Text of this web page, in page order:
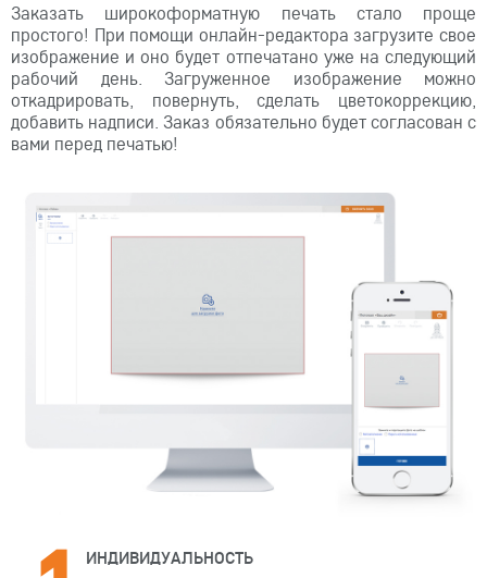
Заказать широкоформатную печать стало проще
простого! При помощи онлайн-редактора загрузите свое
изображение и оно будет отпечатано уже на следующий
рабочий день. Загруженное изображение можно
откадрировать, повернуть, сделать цветокоррекцию,
добавить надписи. Заказ обязательно будет согласован с
вами перед печатью!
ИНДИВИДУАЛЬНОСТЬ